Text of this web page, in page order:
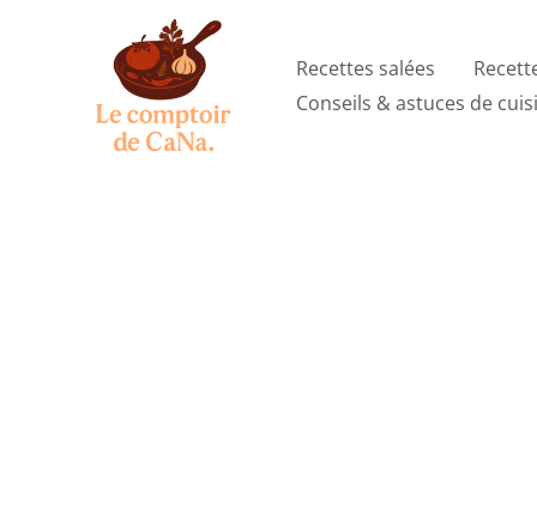
Recettes salées
Conseils & astuces de